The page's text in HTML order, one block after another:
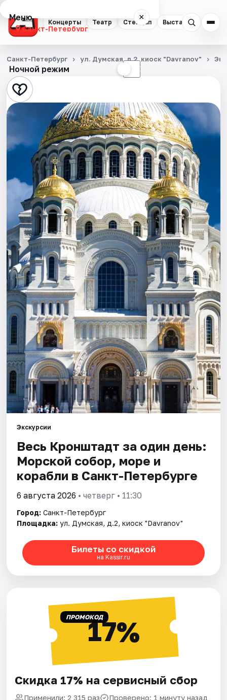
Концерты Театр Стендап Выставки
Меню ×
Санкт-Петербург
Концерты
Театр
Стендап
Выставки
Квесты
Экскурсии
Спорт
События
Города
Площадки
Артисты
Рейтинги
Ночной режим ☾
Санкт-Петербург ул. Думская, д.2, киоск "Davranov"
Экскурсии
Весь Кронштадт за один день:
Морской собор, море и
корабли в Санкт-Петербурге
6 августа 2026 • четверг • 11:30
Город: Санкт-Петербург
Площадка: ул. Думская, д.2, киоск "Davranov"
Билеты со скидкой
на Kassir.ru
ПРОМОКОД17%
Скидка 17% на сервисный сбор
Применили: 2 315 раз Проверено: 1 минуту назад